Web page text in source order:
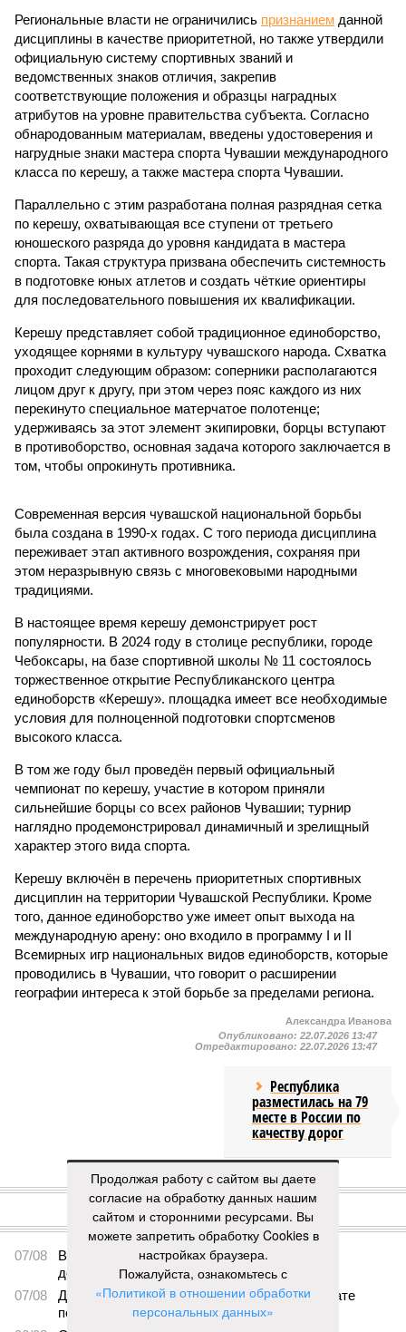
Региональные власти не ограничились признанием данной
дисциплины в качестве приоритетной, но также утвердили
официальную систему спортивных званий и
ведомственных знаков отличия, закрепив
соответствующие положения и образцы наградных
атрибутов на уровне правительства субъекта. Согласно
обнародованным материалам, введены удостоверения и
нагрудные знаки мастера спорта Чувашии международного
класса по керешу, а также мастера спорта Чувашии.
Параллельно с этим разработана полная разрядная сетка
по керешу, охватывающая все ступени от третьего
юношеского разряда до уровня кандидата в мастера
спорта. Такая структура призвана обеспечить системность
в подготовке юных атлетов и создать чёткие ориентиры
для последовательного повышения их квалификации.
Керешу представляет собой традиционное единоборство,
уходящее корнями в культуру чувашского народа. Схватка
проходит следующим образом: соперники располагаются
лицом друг к другу, при этом через пояс каждого из них
перекинуто специальное матерчатое полотенце;
удерживаясь за этот элемент экипировки, борцы вступают
в противоборство, основная задача которого заключается в
том, чтобы опрокинуть противника.
Современная версия чувашской национальной борьбы
была создана в 1990-х годах. С того периода дисциплина
переживает этап активного возрождения, сохраняя при
этом неразрывную связь с многовековыми народными
традициями.
В настоящее время керешу демонстрирует рост
популярности. В 2024 году в столице республики, городе
Чебоксары, на базе спортивной школы № 11 состоялось
торжественное открытие Республиканского центра
единоборств «Керешу». площадка имеет все необходимые
условия для полноценной подготовки спортсменов
высокого класса.
В том же году был проведён первый официальный
чемпионат по керешу, участие в котором приняли
сильнейшие борцы со всех районов Чувашии; турнир
наглядно продемонстрировал динамичный и зрелищный
характер этого вида спорта.
Керешу включён в перечень приоритетных спортивных
дисциплин на территории Чувашской Республики. Кроме
того, данное единоборство уже имеет опыт выхода на
международную арену: оно входило в программу I и II
Всемирных игр национальных видов единоборств, которые
проводились в Чувашии, что говорит о расширении
географии интереса к этой борьбе за пределами региона.
Александра Иванова
Опубликовано: 22.07.2026 13:47
Отредактировано: 22.07.2026 13:47
Республика
разместилась на 79
месте в России по
качеству дорог
КОММЕНТАРИИ
ПОСЛЕДНИЕ НОВОСТИ
07/08
В Чебоксарах в ближайшие годы не будут
достраивать спуск к заливу
07/08
Два предприятия выплатили долги по зарплате
после вмешательства прокуратуры
Продолжая работу с сайтом вы даете
согласие на обработку данных нашим
сайтом и сторонними ресурсами. Вы
можете запретить обработку Cookies в
настройках браузера.
Пожалуйста, ознакомьтесь с
«Политикой в отношении обработки
персональных данных»